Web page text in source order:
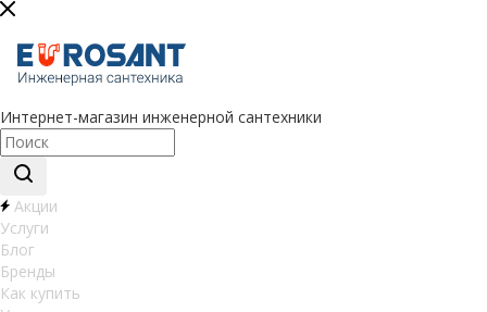
Интернет-магазин инженерной сантехники
Акции
Услуги
Блог
Бренды
Как купить